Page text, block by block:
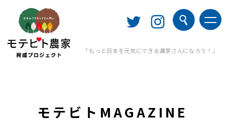
「もっと日本を元気にできる農家さんになろう！」
モテビトMAGAZINE